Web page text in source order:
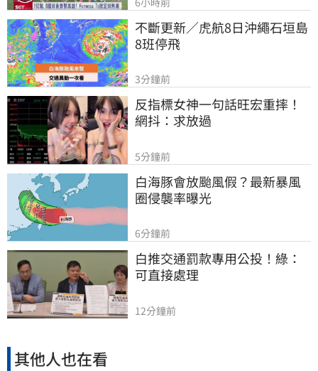
不斷更新／虎航8日沖繩石垣島
8班停飛
3分鐘前
反指標女神一句話旺宏重摔！
網抖：求放過
5分鐘前
白海豚會放颱風假？最新暴風
圈侵襲率曝光
6分鐘前
白推交通罰款專用公投！綠：
可直接處理
12分鐘前
其他人也在看